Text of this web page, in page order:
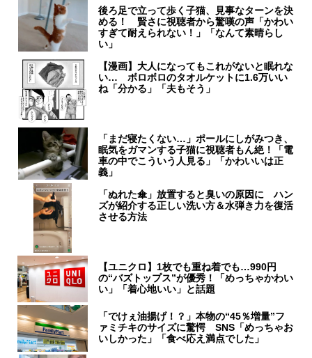
後ろ足で立って歩く子猫、見事なターンを決
める！ 賢さに視聴者から驚嘆の声「かわい
すぎて耐えられない！」「なんて素晴らし
い」
【漫画】大人になってもこれがないと眠れな
い… ボロボロのタオルケットに1.6万いい
ね「分かる」「夫もそう」
「まだ寝たくない…」ポールにしがみつき、
眠気をガマンする子猫に視聴者もん絶！「電
車の中でこういう人見る」「かわいいは正
義」
「ぬれた傘」放置すると臭いの原因に ハン
ズが紹介する正しい洗い方＆水弾き力を復活
させる方法
【ユニクロ】1枚でも重ね着でも…990円
の“バズトップス”が優秀！「めっちゃかわい
い」「着心地いい」と話題
「でけぇ油揚げ！？」本物の“45％増量”フ
ァミチキのサイズに驚愕 SNS「めっちゃお
いしかった」「食べ応え満点でした」